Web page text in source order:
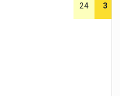
24 3